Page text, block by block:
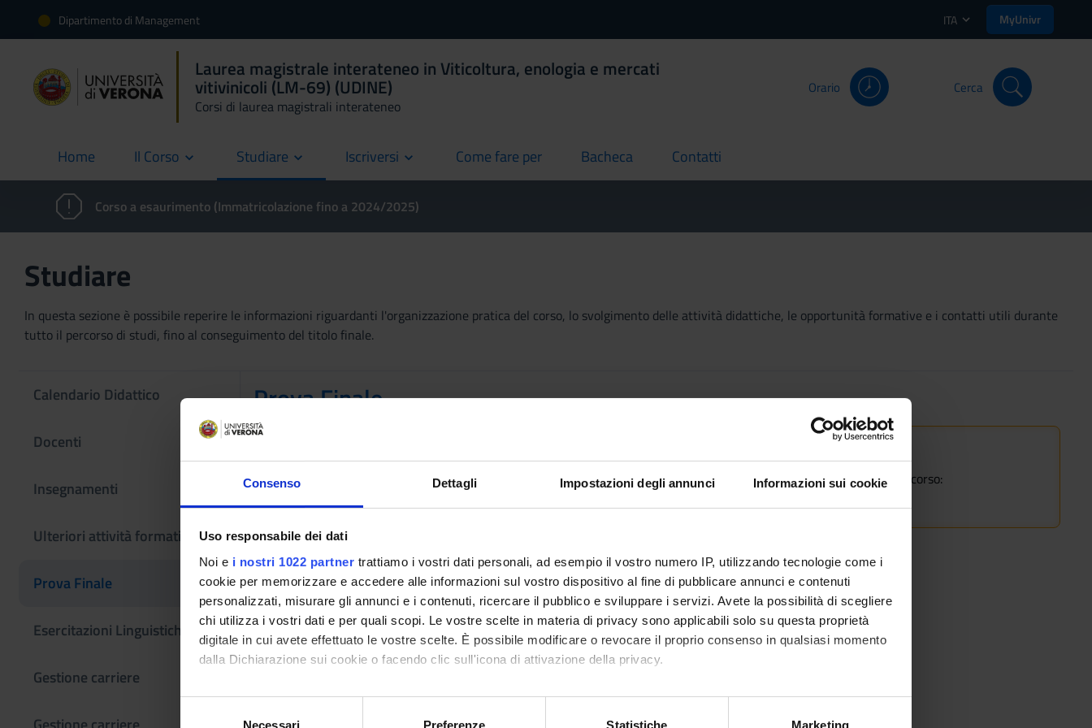
Consenso Dettagli Impostazioni degli annunci Informazioni sui cookie
Uso responsabile dei dati
Noi e i nostri 1022 partner trattiamo i vostri dati personali, ad esempio il vostro numero IP, utilizzando tecnologie come i
cookie per memorizzare e accedere alle informazioni sul vostro dispositivo al fine di pubblicare annunci e contenuti
personalizzati, misurare gli annunci e i contenuti, ricercare il pubblico e sviluppare i servizi. Avete la possibilità di scegliere
chi utilizza i vostri dati e per quali scopi. Le vostre scelte in materia di privacy sono applicabili solo su questa proprietà
digitale in cui avete effettuato le vostre scelte. È possibile modificare o revocare il proprio consenso in qualsiasi momento
dalla Dichiarazione sui cookie o facendo clic sull'icona di attivazione della privacy.
Con il tuo consenso, vorremmo anche:
raccogliere informazioni sulla tua posizione geografica, con un'approssimazione di qualche metro,
Necessari Preferenze Statistiche Marketing
Dipartimento di Management ITA MyUnivr
Laurea magistrale interateneo in Viticoltura, enologia e mercati
vitivinicoli (LM-69) (UDINE)
Corsi di laurea magistrali interateneo
Orario Cerca
Home
current Il Corso Studiare Iscriversi Come fare per
current Bacheca
current Contatti
current
Corso a esaurimento (Immatricolazione fino a 2024/2025)
Studiare
In questa sezione è possibile reperire le informazioni riguardanti l'organizzazione pratica del corso, lo svolgimento delle attività didattiche, le opportunità formative e i contatti utili durante
tutto il percorso di studi, fino al conseguimento del titolo finale.
Calendario Didattico
Docenti
Insegnamenti
Ulteriori attività formative
Prova Finale
Esercitazioni Linguistiche CLA
Gestione carriere
Prova Finale
Queste informazioni sono destinate esclusivamente agli studenti e alle studentesse già iscritti a questo corso.
Se sei un nuovo studente interessato all'immatricolazione, trovi le informazioni sul percorso di studi alla pagina del corso: